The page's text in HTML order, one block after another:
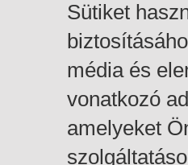
Sütiket
média és
vonatkozó
amelyeket